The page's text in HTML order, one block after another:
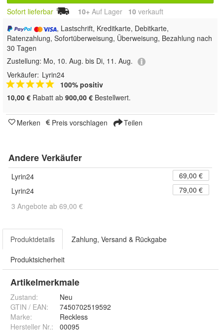
Sofort lieferbar 10+ Auf Lager 10 verkauft
, Lastschrift, Kreditkarte, Debitkarte,
Ratenzahlung, Sofortüberweisung, Überweisung, Bezahlung nach
30 Tagen
Zustellung: Mo, 10. Aug. bis Di, 11. Aug.
Verkäufer: Lyrin24
100% positiv
10,00 € Rabatt ab 900,00 € Bestellwert.
Merken Preis vorschlagen Teilen
Andere Verkäufer
Lyrin24
69,00 €
Lyrin24
79,00 €
3 Angebote ab 69,00 €
Produktdetails Zahlung, Versand & Rückgabe
Produktsicherheit
Artikelmerkmale
Zustand:
Neu
GTIN / EAN:
7450702519592
Marke:
Reckless
Hersteller Nr.:
00095